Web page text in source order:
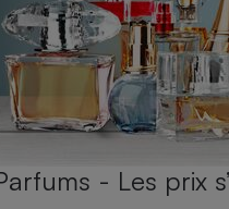
- Les prix